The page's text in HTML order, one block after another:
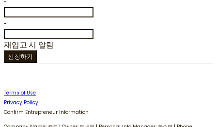
-
재입고 시 알림
신청하기
Terms of Use
Privacy Policy
Confirm Entrepreneur Information